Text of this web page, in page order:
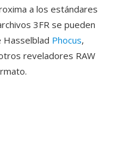
a los estándares
3FR se pueden
Phocus,
reveladores RAW